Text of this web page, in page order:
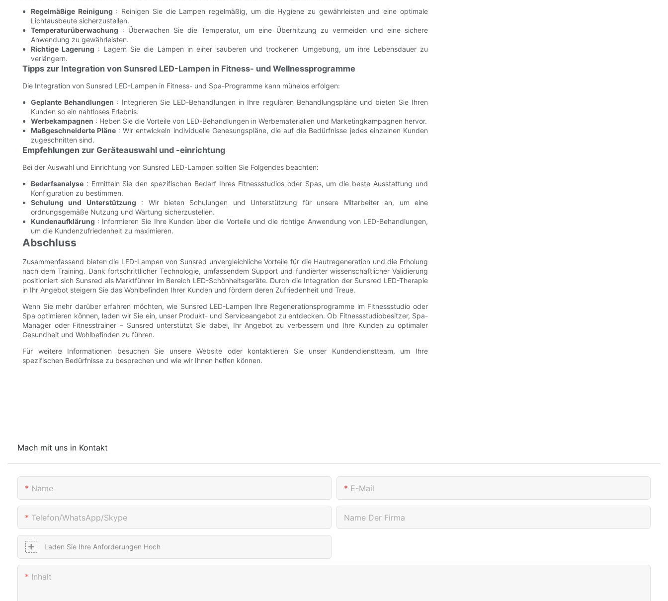
Regelmäßige Reinigung : Reinigen Sie die Lampen regelmäßig, um die Hygiene zu gewährleisten und eine optimale
Lichtausbeute sicherzustellen.
Temperaturüberwachung : Überwachen Sie die Temperatur, um eine Überhitzung zu vermeiden und eine sichere
Anwendung zu gewährleisten.
Richtige Lagerung : Lagern Sie die Lampen in einer sauberen und trockenen Umgebung, um ihre Lebensdauer zu
verlängern.
Tipps zur Integration von Sunsred LED-Lampen in Fitness- und Wellnessprogramme
Die Integration von Sunsred LED-Lampen in Fitness- und Spa-Programme kann mühelos erfolgen:
Geplante Behandlungen : Integrieren Sie LED-Behandlungen in Ihre regulären Behandlungspläne und bieten Sie Ihren
Kunden so ein nahtloses Erlebnis.
Werbekampagnen : Heben Sie die Vorteile von LED-Behandlungen in Werbematerialien und Marketingkampagnen hervor.
Maßgeschneiderte Pläne: Wir entwickeln individuelle Genesungspläne, die auf die Bedürfnisse jedes einzelnen Kunden
zugeschnitten sind.
Empfehlungen zur Geräteauswahl und -einrichtung
Bei der Auswahl und Einrichtung von Sunsred LED-Lampen sollten Sie Folgendes beachten:
Bedarfsanalyse: Ermitteln Sie den spezifischen Bedarf Ihres Fitnessstudios oder Spas, um die beste Ausstattung und
Konfiguration zu bestimmen.
Schulung und Unterstützung : Wir bieten Schulungen und Unterstützung für unsere Mitarbeiter an, um eine
ordnungsgemäße Nutzung und Wartung sicherzustellen.
Kundenaufklärung : Informieren Sie Ihre Kunden über die Vorteile und die richtige Anwendung von LED-Behandlungen,
um die Kundenzufriedenheit zu maximieren.
Abschluss
Zusammenfassend bieten die LED-Lampen von Sunsred unvergleichliche Vorteile für die Hautregeneration und die Erholung
nach dem Training. Dank fortschrittlicher Technologie, umfassendem Support und fundierter wissenschaftlicher Validierung
positioniert sich Sunsred als Marktführer im Bereich LED-Schönheitsgeräte. Durch die Integration der Sunsred LED-Therapie
in Ihr Angebot steigern Sie das Wohlbefinden Ihrer Kunden und fördern deren Zufriedenheit und Treue.
Wenn Sie mehr darüber erfahren möchten, wie Sunsred LED-Lampen Ihre Regenerationsprogramme im Fitnessstudio oder
Spa optimieren können, laden wir Sie ein, unser Produkt- und Serviceangebot zu entdecken. Ob Fitnessstudiobesitzer, Spa-
Manager oder Fitnesstrainer – Sunsred unterstützt Sie dabei, Ihr Angebot zu verbessern und Ihre Kunden zu optimaler
Gesundheit und Wohlbefinden zu führen.
Für weitere Informationen besuchen Sie unsere Website oder kontaktieren Sie unser Kundendienstteam, um Ihre
spezifischen Bedürfnisse zu besprechen und wie wir Ihnen helfen können.
Mach mit uns in Kontakt
Name E-Mail
Telefon/WhatsApp/Skype Name Der Firma
Laden Sie Ihre Anforderungen Hoch
Inhalt